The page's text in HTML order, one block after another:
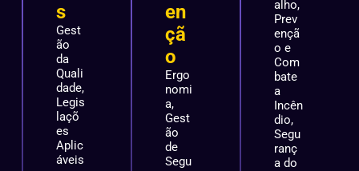
s
Gest
ão
da
Quali
dade,
Legis
laçõ
es
Aplic
áveis
en
çã
o
Ergo
nomi
a,
Gest
ão
de
Segu
alho,
Prev
ençã
o e
Com
bate
a
Incên
dio,
Segu
ranç
a do